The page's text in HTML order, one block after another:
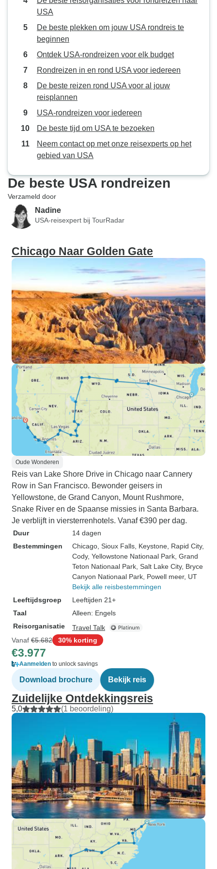
USA
De beste plekken om jouw USA rondreis te
beginnen
Ontdek USA-rondreizen voor elk budget
Rondreizen in en rond USA voor iedereen
De beste reizen rond USA voor al jouw
reisplannen
USA-rondreizen voor iedereen
De beste tijd om USA te bezoeken
Neem contact op met onze reisexperts op het
gebied van USA
De beste USA rondreizen
Verzameld door
Nadine
USA-reisexpert bij TourRadar
Chicago Naar Golden Gate
Oude Wonderen
Reis van Lake Shore Drive in Chicago naar Cannery
Row in San Francisco. Bewonder geisers in
Yellowstone, de Grand Canyon, Mount Rushmore,
Snake River en de Spaanse missies in Santa Barbara.
Je verblijft in viersterrenhotels. Vanaf €390 per dag.
Duur
14 dagen
Bestemmingen
Chicago , Sioux Falls , Keystone , Rapid City,
Cody, Yellowstone Nationaal Park , Grand
Teton Nationaal Park , Salt Lake City, Bryce
Canyon Nationaal Park , Powell meer, UT
Bekijk alle reisbestemmingen
Leeftijdsgroep
Leeftijden 21+
Taal
Alleen: Engels
Reisorganisatie
Travel Talk
Vanaf €5.682 30% korting
€3.977
Aanmelden to unlock savings
Download brochure Bekijk reis
Zuidelijke Ontdekkingsreis
5,0 (1 beoordeling)